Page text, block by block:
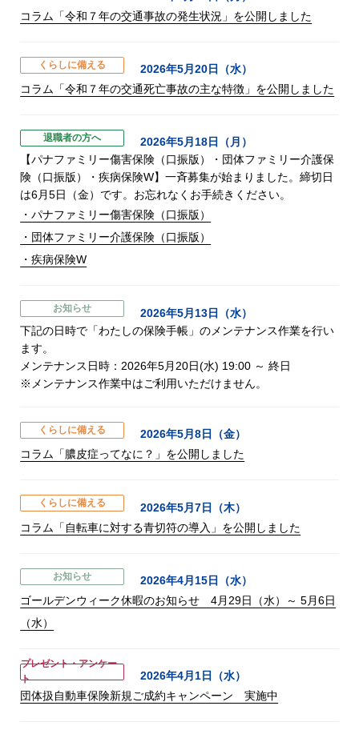
コラム「令和７年の交通事故の発生状況」を公開しました
くらしに備える
2026年5月20日（水）
コラム「令和７年の交通死亡事故の主な特徴」を公開しました
退職者の方へ
2026年5月18日（月）
【パナファミリー傷害保険（口振版）・団体ファミリー介護保
険（口振版）・疾病保険W】一斉募集が始まりました。締切日
は6月5日（金）です。お忘れなくお手続きください。
・パナファミリー傷害保険（口振版）
・団体ファミリー介護保険（口振版）
・疾病保険W
お知らせ
2026年5月13日（水）
下記の日時で「わたしの保険手帳」のメンテナンス作業を行い
ます。
メンテナンス日時：2026年5月20日(水) 19:00 ～ 終日
※メンテナンス作業中はご利用いただけません。
くらしに備える
2026年5月8日（金）
コラム「膿皮症ってなに？」を公開しました
くらしに備える
2026年5月7日（木）
コラム「自転車に対する青切符の導入」を公開しました
お知らせ
2026年4月15日（水）
ゴールデンウィーク休暇のお知らせ 4月29日（水）～ 5月6日
（水）
プレゼント・アンケー
ト
2026年4月1日（水）
団体扱自動車保険新規ご成約キャンペーン 実施中